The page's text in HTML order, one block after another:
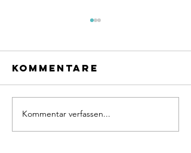
44. Sikinga-
Lauf:
Kommentare
Kommentar verfassen...